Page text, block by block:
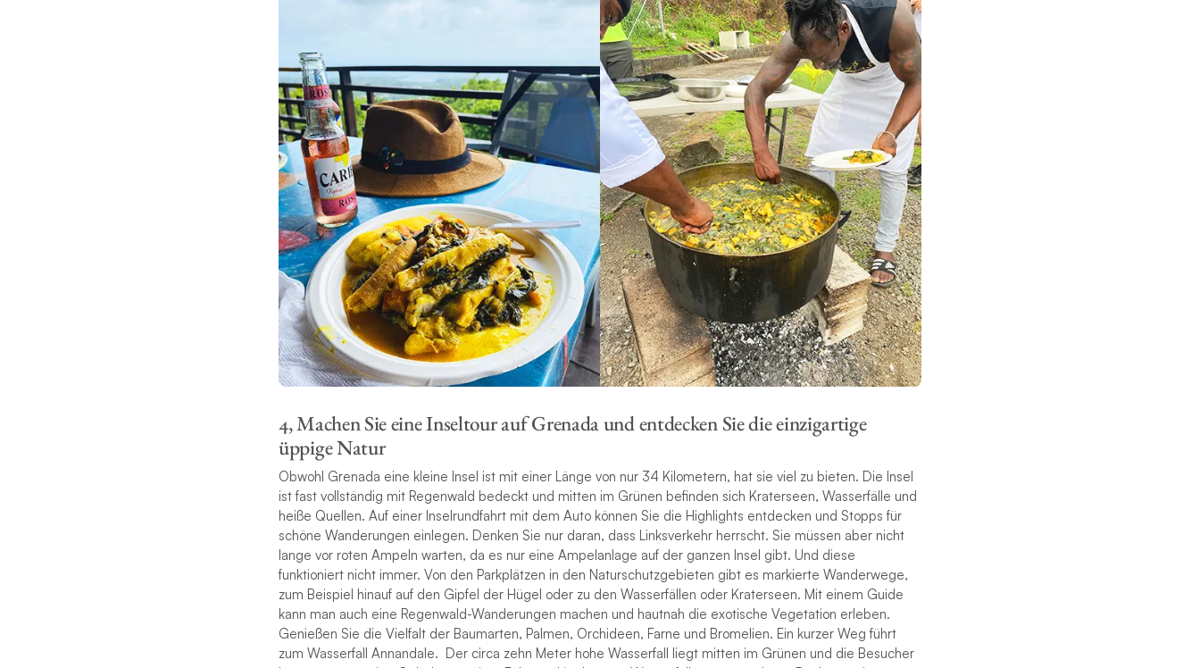
4, Machen Sie eine Inseltour auf Grenada und entdecken Sie die einzigartige
üppige Natur
Obwohl Grenada eine kleine Insel ist mit einer Länge von nur 34 Kilometern, hat sie viel zu bieten. Die Insel
ist fast vollständig mit Regenwald bedeckt und mitten im Grünen befinden sich Kraterseen, Wasserfälle und
heiße Quellen. Auf einer Inselrundfahrt mit dem Auto können Sie die Highlights entdecken und Stopps für
schöne Wanderungen einlegen. Denken Sie nur daran, dass Linksverkehr herrscht. Sie müssen aber nicht
lange vor roten Ampeln warten, da es nur eine Ampelanlage auf der ganzen Insel gibt. Und diese
funktioniert nicht immer. Von den Parkplätzen in den Naturschutzgebieten gibt es markierte Wanderwege,
zum Beispiel hinauf auf den Gipfel der Hügel oder zu den Wasserfällen oder Kraterseen. Mit einem Guide
kann man auch eine Regenwald-Wanderungen machen und hautnah die exotische Vegetation erleben.
Genießen Sie die Vielfalt der Baumarten, Palmen, Orchideen, Farne und Bromelien. Ein kurzer Weg führt
zum Wasserfall Annandale. Der circa zehn Meter hohe Wasserfall liegt mitten im Grünen und die Besucher